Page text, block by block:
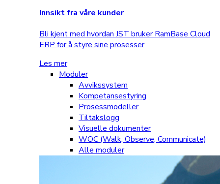
Innsikt fra våre kunder
Bli kjent med hvordan JST bruker RamBase Cloud
ERP for å styre sine prosesser
Les mer
Moduler
Avvikssystem
Kompetansestyring
Prosessmodeller
Tiltakslogg
Visuelle dokumenter
WOC (Walk, Observe, Communicate)
Alle moduler